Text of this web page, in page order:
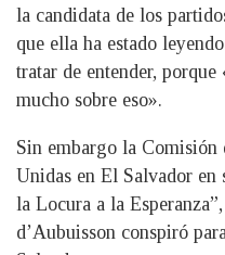
la candidata de los
que ella ha estado
tratar de entender,
mucho sobre eso».
Sin embargo la Comisión
Unidas en El Salvador
la Locura a la
d’Aubuisson conspiró